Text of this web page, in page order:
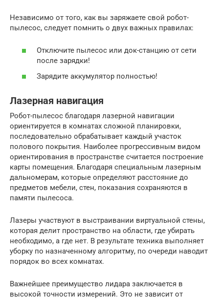
Независимо от того, как вы заряжаете свой робот-
пылесос, следует помнить о двух важных правилах:
Отключите пылесос или док-станцию от сети
после зарядки!
Зарядите аккумулятор полностью!
Лазерная навигация
Робот-пылесос благодаря лазерной навигации
ориентируется в комнатах сложной планировки,
последовательно обрабатывает каждый участок
полового покрытия. Наиболее прогрессивным видом
ориентирования в пространстве считается построение
карты помещения. Благодаря специальным лазерным
дальномерам, которые определяют расстояние до
предметов мебели, стен, показания сохраняются в
памяти пылесоса.
Лазеры участвуют в выстраивании виртуальной стены,
которая делит пространство на области, где убирать
необходимо, а где нет. В результате техника выполняет
уборку по назначенному алгоритму, по очереди наводит
порядок во всех комнатах.
Важнейшее преимущество лидара заключается в
высокой точности измерений. Это не зависит от